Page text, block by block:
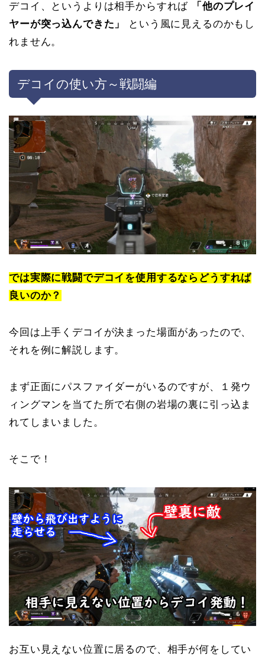
デコイ、というよりは相手からすれば
「他のプレイ
ヤーが突っ込んできた」
という風に見えるのかもし
れません。
デコイの使い方～戦闘編
では実際に戦闘でデコイを使用するならどうすれば
良いのか？
今回は上手くデコイが決まった場面があったので、
それを例に解説します。
まず正面にパスファイダーがいるのですが、１発ウ
ィングマンを当てた所で右側の岩場の裏に引っ込ま
れてしまいました。
そこで！
お互い見えない位置に居るので、相手が何をしてい